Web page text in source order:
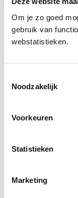
Om je zo goed
gebruik van
webstatistieken.
Noodzakelijk
Voorkeuren
Statistieken
Marketing